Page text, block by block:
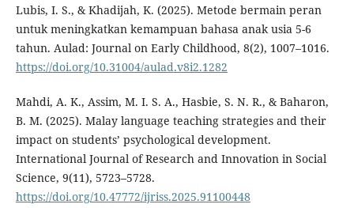
Lubis, I. S., & Khadijah, K. (2025). Metode bermain peran
untuk meningkatkan kemampuan bahasa anak usia 5-6
tahun. Aulad: Journal on Early Childhood, 8(2), 1007–1016.
https://doi.org/10.31004/aulad.v8i2.1282
Mahdi, A. K., Assim, M. I. S. A., Hasbie, S. N. R., & Baharon,
B. M. (2025). Malay language teaching strategies and their
impact on students’ psychological development.
International Journal of Research and Innovation in Social
Science, 9(11), 5723–5728.
https://doi.org/10.47772/ijriss.2025.91100448